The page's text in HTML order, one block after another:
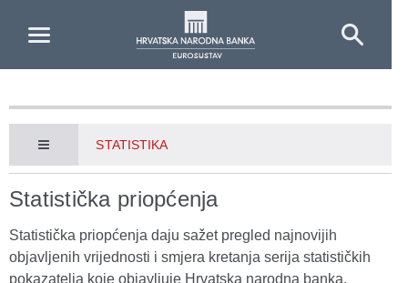
STATISTIKA
Statistička priopćenja
Statistička priopćenja daju sažet pregled najnovijih
objavljenih vrijednosti i smjera kretanja serija statističkih
pokazatelja koje objavljuje Hrvatska narodna banka.